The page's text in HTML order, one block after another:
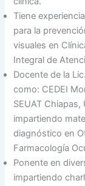
Tiene
para la
visuales en
Integral de
Docente de la
como: CEDEI
SEUAT Chiapas,
impartiendo
diagnóstico en
Farmacología
Ponente en
impartiendo